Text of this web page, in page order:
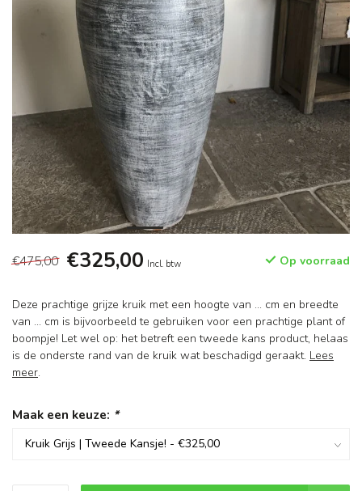
€475,00 €325,00 Incl. btw Op voorraad
Deze prachtige grijze kruik met een hoogte van ... cm en breedte
van ... cm is bijvoorbeeld te gebruiken voor een prachtige plant of
boompje! Let wel op: het betreft een tweede kans product, helaas
is de onderste rand van de kruik wat beschadigd geraakt. Lees
meer.
Maak een keuze: *